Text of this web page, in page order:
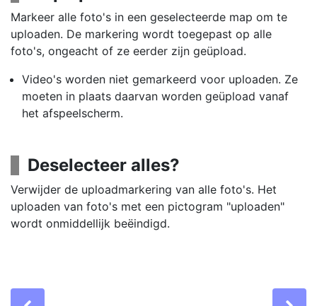
Markeer alle foto's in een geselecteerde map om te
uploaden. De markering wordt toegepast op alle
foto's, ongeacht of ze eerder zijn geüpload.
Video's worden niet gemarkeerd voor uploaden. Ze
moeten in plaats daarvan worden geüpload vanaf
het afspeelscherm.
Deselecteer alles?
Verwijder de uploadmarkering van alle foto's. Het
uploaden van foto's met een pictogram "uploaden"
wordt onmiddellijk beëindigd.